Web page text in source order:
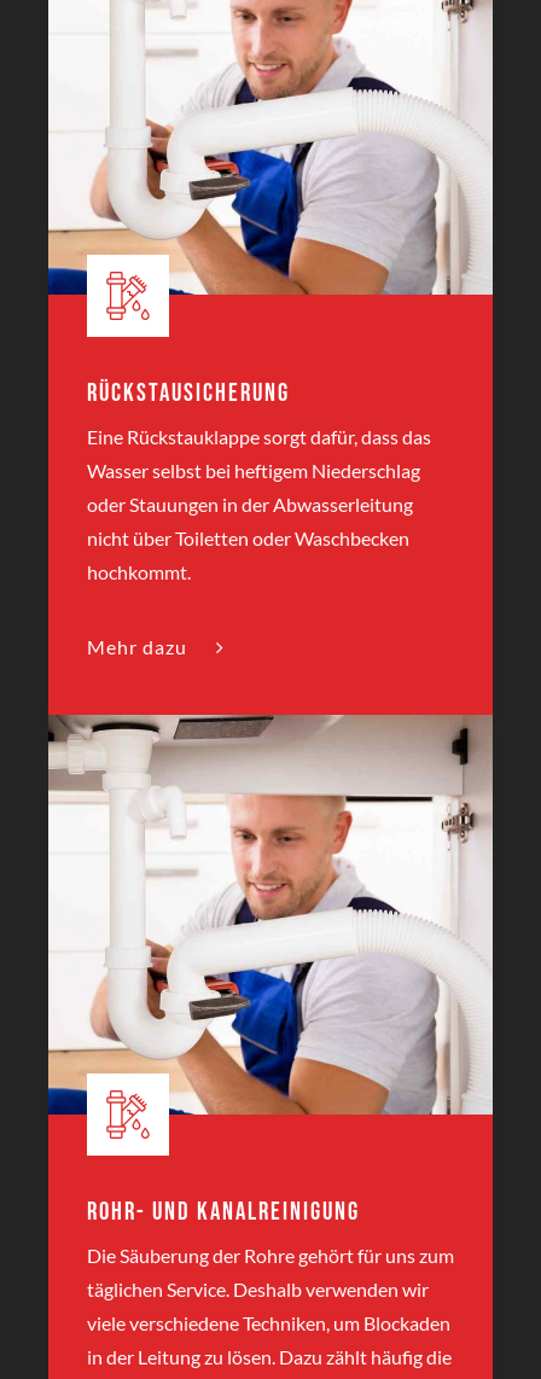
Rückstausicherung
Eine Rückstauklappe sorgt dafür, dass das
Wasser selbst bei heftigem Niederschlag
oder Stauungen in der Abwasserleitung
nicht über Toiletten oder Waschbecken
hochkommt.
Mehr dazu
Rohr- und Kanalreinigung
Die Säuberung der Rohre gehört für uns zum
täglichen Service. Deshalb verwenden wir
viele verschiedene Techniken, um Blockaden
in der Leitung zu lösen. Dazu zählt häufig die